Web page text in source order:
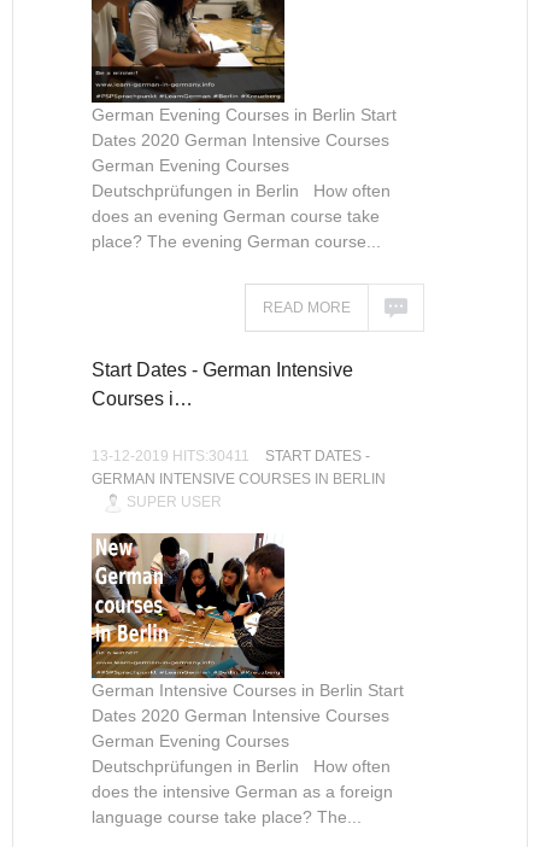
German Evening Courses in Berlin Start
Dates 2020 German Intensive Courses
German Evening Courses
Deutschprüfungen in Berlin How often
does an evening German course take
place? The evening German course...
READ MORE
Start Dates - German Intensive
Courses i…
13-12-2019 HITS:30411
START DATES -
GERMAN INTENSIVE COURSES IN BERLIN
SUPER USER
German Intensive Courses in Berlin Start
Dates 2020 German Intensive Courses
German Evening Courses
Deutschprüfungen in Berlin How often
does the intensive German as a foreign
language course take place? The...